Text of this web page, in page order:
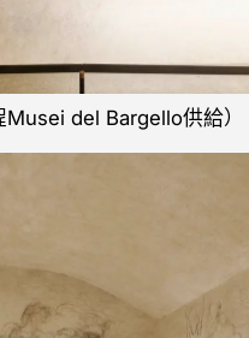
del Bargello供給）